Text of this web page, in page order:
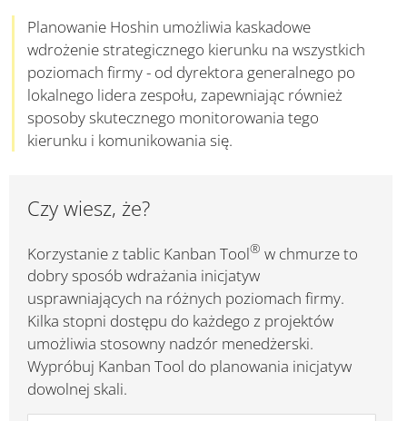
Planowanie Hoshin umożliwia kaskadowe
wdrożenie strategicznego kierunku na wszystkich
poziomach firmy - od dyrektora generalnego po
lokalnego lidera zespołu, zapewniając również
sposoby skutecznego monitorowania tego
kierunku i komunikowania się.
Czy wiesz, że?
Korzystanie z tablic Kanban Tool® w chmurze to
dobry sposób wdrażania inicjatyw
usprawniających na różnych poziomach firmy.
Kilka stopni dostępu do każdego z projektów
umożliwia stosowny nadzór menedżerski.
Wypróbuj Kanban Tool do planowania inicjatyw
dowolnej skali.